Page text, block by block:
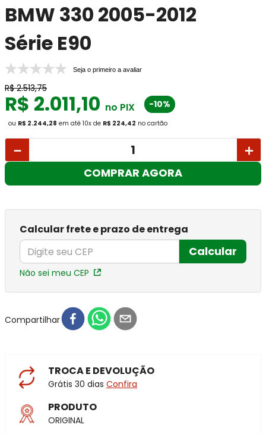
BMW 330 2005-2012
Série E90
Seja o primeiro a avaliar
R$ 2.513,75
R$ 2.011,10 no PIX -10%
ou R$ 2.244,28 em até 10x de R$ 224,42 no cartão
＋
－
COMPRAR AGORA
Calcular frete e prazo de entrega
Calcular
Não sei meu CEP
Compartilhar
TROCA E DEVOLUÇÃO
Grátis 30 dias Confira
PRODUTO
ORIGINAL